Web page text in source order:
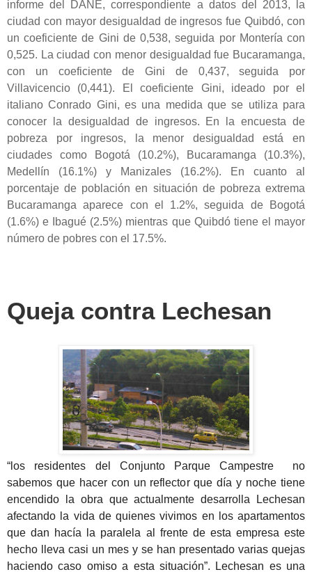
informe del DANE, correspondiente a datos del 2013, la
ciudad con mayor desigualdad de ingresos fue Quibdó, con
un coeficiente de Gini de 0,538, seguida por Montería con
0,525. La ciudad con menor desigualdad fue Bucaramanga,
con un coeficiente de Gini de 0,437, seguida por
Villavicencio (0,441). El coeficiente Gini, ideado por el
italiano Conrado Gini, es una medida que se utiliza para
conocer la desigualdad de ingresos. En la encuesta de
pobreza por ingresos, la menor desigualdad está en
ciudades como Bogotá (10.2%), Bucaramanga (10.3%),
Medellín (16.1%) y Manizales (16.2%). En cuanto al
porcentaje de población en situación de pobreza extrema
Bucaramanga aparece con el 1.2%, seguida de Bogotá
(1.6%) e Ibagué (2.5%) mientras que Quibdó tiene el mayor
número de pobres con el 17.5%.
Queja contra Lechesan
“los residentes del Conjunto Parque Campestre no
sabemos que hacer con un reflector que día y noche tiene
encendido la obra que actualmente desarrolla Lechesan
afectando la vida de quienes vivimos en los apartamentos
que dan hacía la paralela al frente de esta empresa este
hecho lleva casi un mes y se han presentado varias quejas
haciendo caso omiso a esta situación”. Lechesan es una